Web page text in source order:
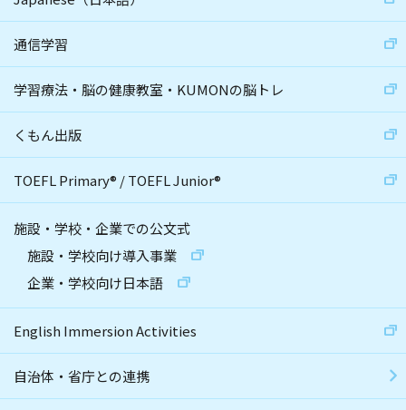
通信学習
学習療法・脳の健康教室・KUMONの脳トレ
くもん出版
TOEFL Primary® /TOEFL Junior®
施設・学校・企業での公文式
施設・学校向け導入事業
企業・学校向け日本語
English Immersion Activities
自治体・省庁との連携